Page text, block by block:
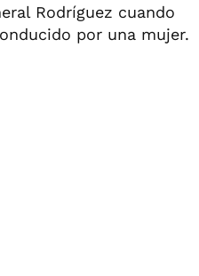
Rodríguez cuando
por una mujer.